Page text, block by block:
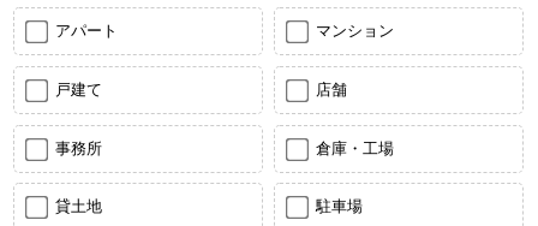
アパート マンション
戸建て 店舗
事務所 倉庫・工場
貸土地 駐車場